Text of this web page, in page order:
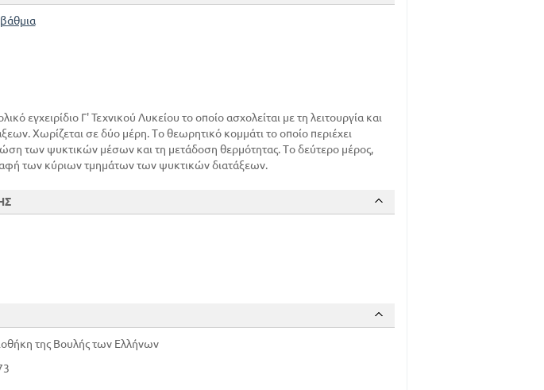
εγχειρίδιο Γ' Τεχνικού Λυκείου το οποίο ασχολείται με τη λειτουργία και
Χωρίζεται σε δύο μέρη. Το θεωρητικό κομμάτι το οποίο περιέχει
των ψυκτικών μέσων και τη μετάδοση θερμότητας. Το δεύτερο μέρος,
των κύριων τμημάτων των ψυκτικών διατάξεων.
της Βουλής των Ελλήνων